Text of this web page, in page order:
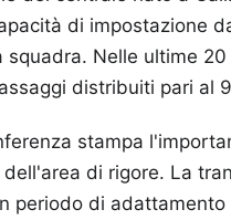
di impostazione
squadra. Nelle ultime
distribuiti pari al
stampa
di rigore. La
periodo di